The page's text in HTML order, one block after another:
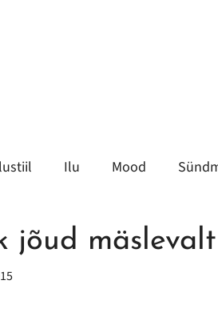
Ilu Mood
jõud